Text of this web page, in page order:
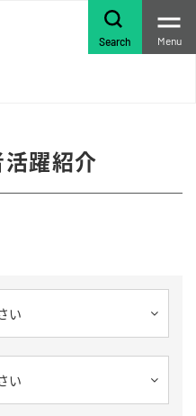
Search Menu
躍紹介
い
い